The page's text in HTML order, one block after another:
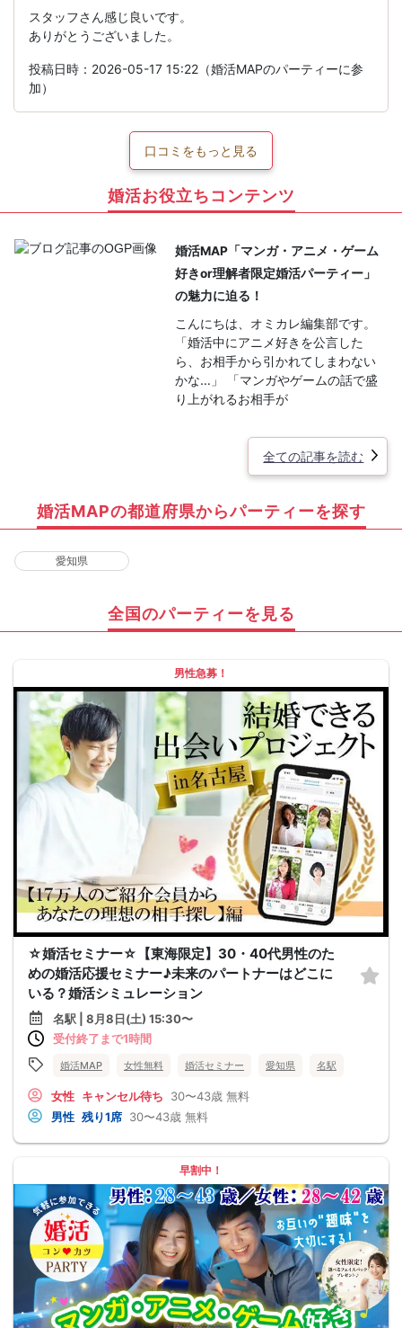
スタッフさん感じ良いです。
ありがとうございました。
投稿日時：2026-05-17 15:22（婚活MAPのパーティーに参
加）
口コミをもっと見る
婚活お役立ちコンテンツ
婚活MAP「マンガ・アニメ・ゲーム
好きor理解者限定婚活パーティー」
の魅力に迫る！
こんにちは、オミカレ編集部です。
「婚活中にアニメ好きを公言した
ら、お相手から引かれてしまわない
かな…」 「マンガやゲームの話で盛
り上がれるお相手が
全ての記事を読む
婚活MAPの都道府県からパーティーを探す
愛知県
全国のパーティーを見る
男性急募！
☆婚活セミナー☆【東海限定】30・40代男性のた
めの婚活応援セミナー♪未来のパートナーはどこに
いる？婚活シミュレーション
名駅 | 8月8日(土) 15:30〜
受付終了まで1時間
婚活MAP 女性無料 婚活セミナー 愛知県 名駅
女性 キャンセル待ち 30〜43歳 無料
男性 残り1席 30〜43歳 無料
早割中！